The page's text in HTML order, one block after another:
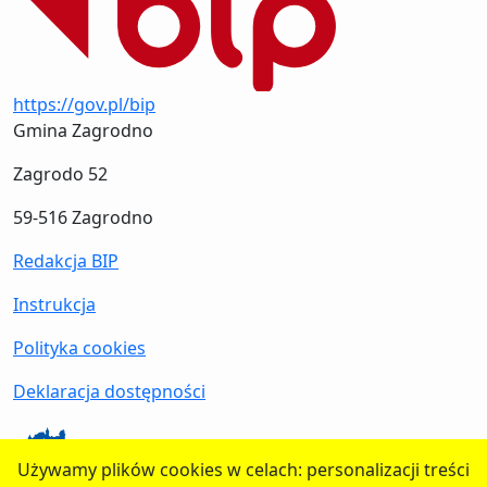
Używamy plików cookies w celach: personalizacji treści
https://gov.pl/bip
Gmina Zagrodno
Zagrodo 52
59-516 Zagrodno
Redakcja BIP
Instrukcja
Polityka cookies
Deklaracja dostępności